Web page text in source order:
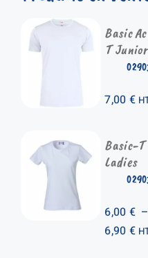
Basic
T Junior
7,00 €
Basic-T
Ladies
6,00 € –
6,90 €